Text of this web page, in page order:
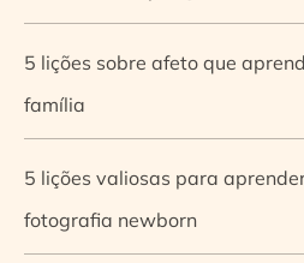
5 lições sobre afeto que
família
5 lições valiosas para
fotografia newborn